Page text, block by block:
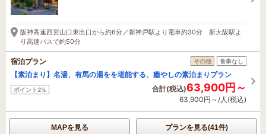
阪神高速西宮山口東出口から約6分／新神戸駅より電車約30分 新大阪駅よ
り高速バスで約50分
宿泊プラン その他 食事なし
【素泊まり】名湯、有馬の湯をを堪能する、癒やしの素泊まりプラン
ポイント2% 合計(税込)63,900円～
63,900円～/人(税込)
MAPを見る プランを見る(41件)